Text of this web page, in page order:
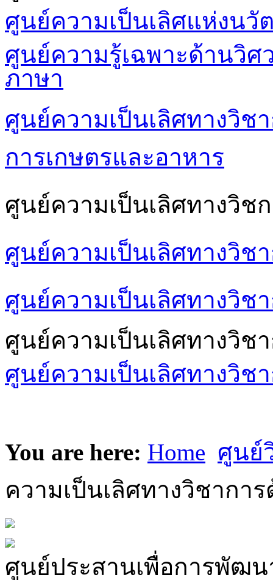
ศูนย์ความเป็นเลิศแห่งนวั
ศูนย์ความรู้เฉพาะด้านวิศ
ภาษา
ศูนย์ความเป็นเลิศทางวิช
การเกษตรและอาหาร
ศูนย์ความเป็นเลิศทางวิช
ศูนย์ความเป็นเลิศทางวิช
ศูนย์ความเป็นเลิศทางวิช
ศูนย์ความเป็นเลิศทางวิช
ศูนย์ความเป็นเลิศทางวิช
You are here: Home ศูนย์
ความเป็นเลิศทางวิชากา
ศูนย์ประสานเพื่อการพัฒน